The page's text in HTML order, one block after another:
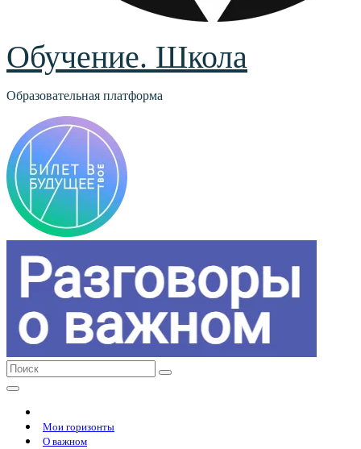
Обучение. Школа
Образовательная платформа
Мои горизонты
О важном